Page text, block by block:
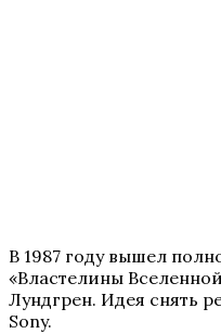
В 1987 году вышел
«Властелины
Лундгрен. Идея снять
Sony.